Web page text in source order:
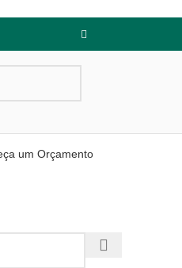
um Orçamento